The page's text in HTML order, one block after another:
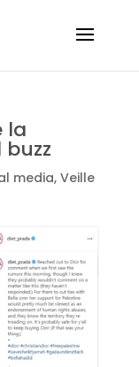
la
media, Veille